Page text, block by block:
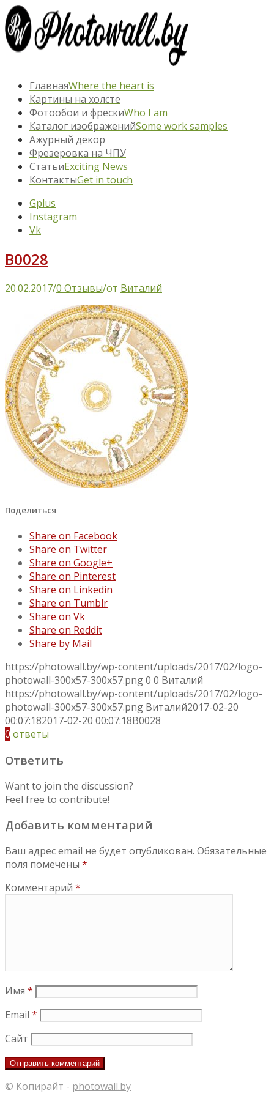
ГлавнаяWhere the heart is
Картины на холсте
Фотообои и фрескиWho I am
Каталог изображенийSome work samples
Ажурный декор
Фрезеровка на ЧПУ
СтатьиExciting News
КонтактыGet in touch
Gplus
Instagram
Vk
B0028
20.02.2017/0 Отзывы/от Виталий
Поделиться
Share on Facebook
Share on Twitter
Share on Google+
Share on Pinterest
Share on Linkedin
Share on Tumblr
Share on Vk
Share on Reddit
Share by Mail
https://photowall.by/wp-content/uploads/2017/02/logo-
photowall-300x57-300x57.png0 0 Виталий
https://photowall.by/wp-content/uploads/2017/02/logo-
photowall-300x57-300x57.png Виталий2017-02-20
00:07:182017-02-20 00:07:18B0028
0 ответы
Ответить
Want to join the discussion?
Feel free to contribute!
Добавить комментарий
Ваш адрес email не будет опубликован. Обязательные
поля помечены *
Комментарий *
Имя *
Email *
Сайт
© Копирайт - photowall.by